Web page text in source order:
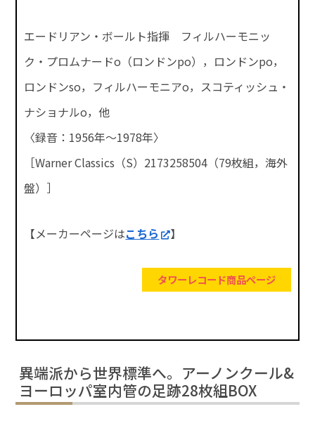
エードリアン・ボールト指揮 フィルハーモニッ
ク・プロムナードo（ロンドンpo），ロンドンpo，
ロンドンso，フィルハーモニアo，スコティッシュ・
ナショナルo，他
〈録音：1956年～1978年〉
［Warner Classics（S）2173258504（79枚組，海外
盤）］
【メーカーページはこちら 】
タワーレコード商品ページ
異端派から世界標準へ。アーノンクール&
ヨーロッパ室内管の足跡28枚組BOX